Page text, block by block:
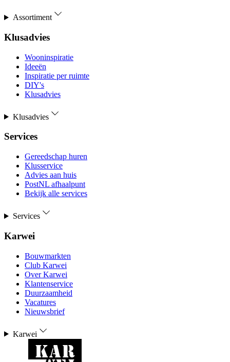
Assortiment
Klusadvies
Wooninspiratie
Ideeën
Inspiratie per ruimte
DIY's
Klusadvies
Klusadvies
Services
Gereedschap huren
Klusservice
Advies aan huis
PostNL afhaalpunt
Bekijk alle services
Services
Karwei
Bouwmarkten
Club Karwei
Over Karwei
Klantenservice
Duurzaamheid
Vacatures
Nieuwsbrief
Karwei